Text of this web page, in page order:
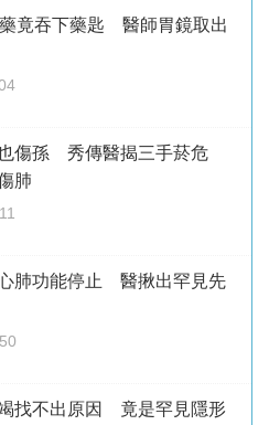
竟吞下藥匙 醫師胃鏡取出
傷孫 秀傳醫揭三手菸危
肺
肺功能停止 醫揪出罕見先
找不出原因 竟是罕見隱形